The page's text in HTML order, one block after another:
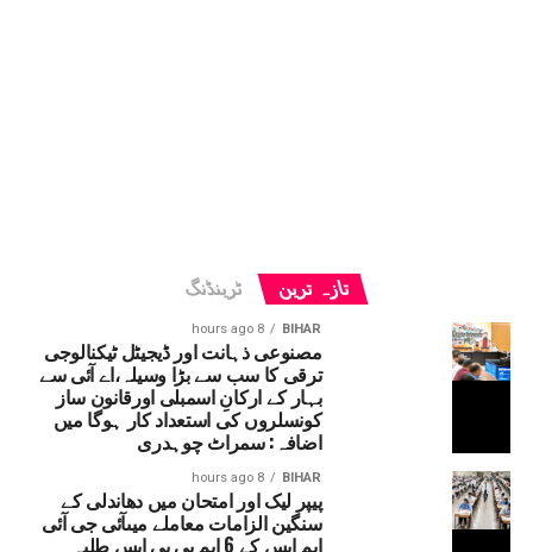
تازہ ترین ٹرینڈنگ
BIHAR
8 hours ago
مصنوعی ذہانت اور ڈیجیٹل ٹیکنالوجی
ترقی کا سب سے بڑا وسیلہ،اے آئی سے
بہار کے ارکانِ اسمبلی اورقانون ساز
کونسلروں کی استعداد کار ہوگا میں
اضافہ: سمراٹ چوہدری
BIHAR
8 hours ago
پیپر لیک اور امتحان میں دھاندلی کے
سنگین الزامات معاملے میںآئی جی آئی
ایم ایس کے 6 ایم بی بی ایس طلبہ